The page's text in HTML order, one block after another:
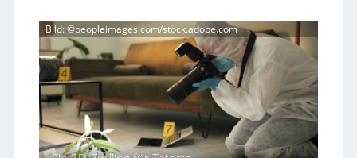
s
i
e
s
s
E
c
o
n
t
r
o
l
v
e
r
l
a
u
e
n
g
g
e
n
ü
n
m
t
i
n
d
e
u
K
i
e
D
a
Bild: ©peopleimages.com/stock.adobe.com